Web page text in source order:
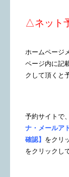
△ネット
ホームページ
ページ内に記
クして頂くと
予約サイトで、
ナ・メールア
確認】 をクリ
をクリックし